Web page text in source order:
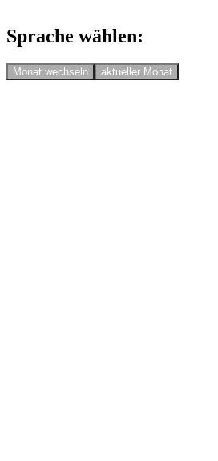
Sprache wählen:
Monat wechseln aktueller Monat